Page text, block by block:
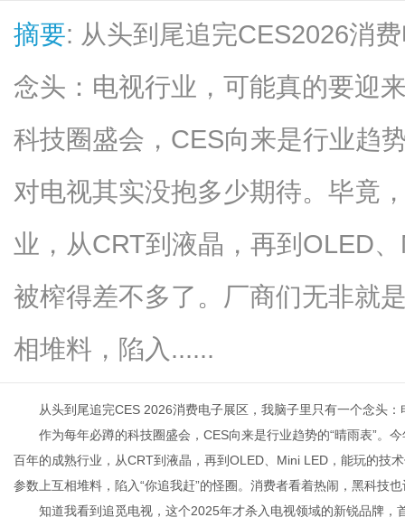
摘要: 从头到尾追完CES2026消
念头：电视行业，可能真的要迎
科技圈盛会，CES向来是行业趋
对电视其实没抱多少期待。毕竟
业，从CRT到液晶，再到OLED
被榨得差不多了。厂商们无非就
相堆料，陷入......
从头到尾追完CES 2026消费电子展区，我脑子里只有一个念头
作为每年必蹲的科技圈盛会，CES向来是行业趋势的“晴雨表”。
百年的成熟行业，从CRT到液晶，再到OLED、Mini LED，能玩的技
参数上互相堆料，陷入“你追我赶”的怪圈。消费者看着热闹，黑科技
知道我看到追觅电视，这个2025年才杀入电视领域的新锐品牌，